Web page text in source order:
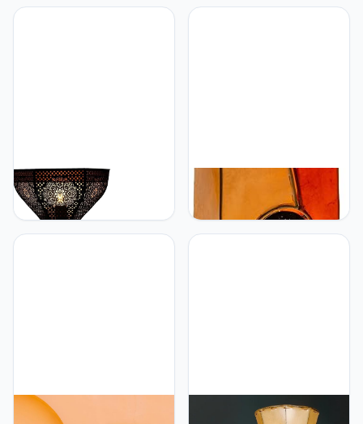
Marrakesch Marrakesch
Orient & Mediterran
Interior Set van 2
Marrakesh Oosterse
Marrakesch Aziatische
vloerlamp Mulan 70 cm
staande lamp decoratieve
lamp | Oosterse grote
Marrakesch Marrakesh
Marrakesch Jinjin